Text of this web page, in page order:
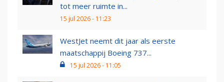
tot meer ruimte in...
15 jul 2026 - 11:23
WestJet neemt dit jaar als eerste
maatschappij Boeing 737...
15 jul 2026 - 11:05